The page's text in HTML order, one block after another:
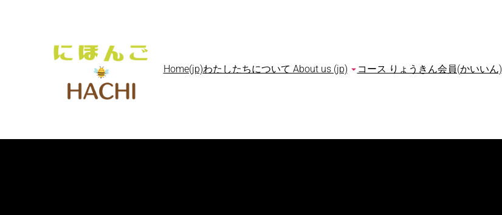
Home(jp)わたしたちについて About us (jp) コース りょうきん会員(かいいん)